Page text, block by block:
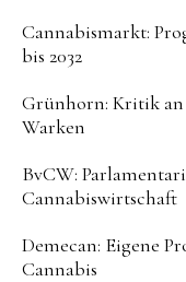
Cannabismarkt:
bis 2032
Grünhorn: Kritik
Warken
BvCW:
Cannabiswirtschaft
Demecan: Eigene
Cannabis